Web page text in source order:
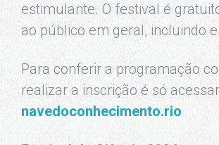
estimulante. O festival é
ao público em geral, incluindo
Para conferir a programação
realizar a inscrição é só
navedoconhecimento.rio